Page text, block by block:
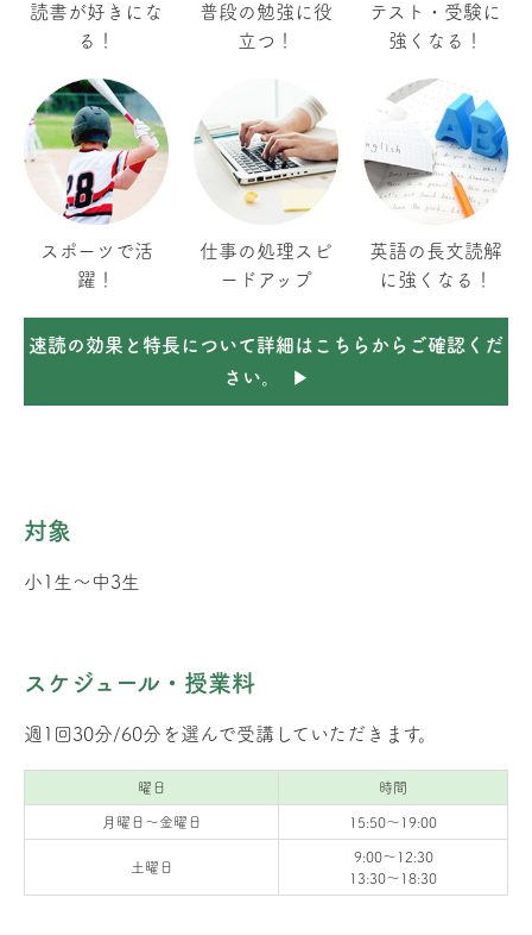
読書が好きにな
る！
普段の勉強に役
立つ！
テスト・受験に
強くなる！
スポーツで活
躍！
仕事の処理スピ
ードアップ
英語の長文読解
に強くなる！
速読の効果と特長について詳細はこちらからご確認くだ
さい。
対象
小1生〜中3生
スケジュール・授業料
週1回30分/60分を選んで受講していただきます。
曜日 時間
月曜日〜金曜日 15:50〜19:00
土曜日
9:00〜12:30
13:30〜18:30